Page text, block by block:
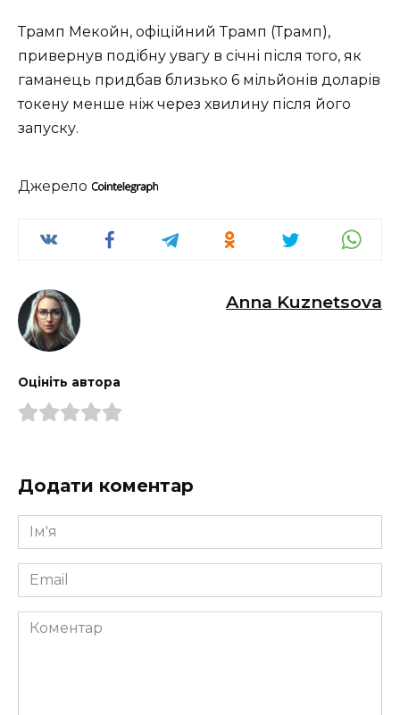
Трамп Мекойн, офіційний Трамп (Трамп),
привернув подібну увагу в січні після того, як
гаманець придбав близько 6 мільйонів доларів
токену менше ніж через хвилину після його
запуску.
Джерело
Anna Kuznetsova
Оцініть автора
Додати коментар
Ім'я
*
Email
*
Коментар